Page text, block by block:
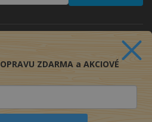
ZDARMA a AKCIOVÉ